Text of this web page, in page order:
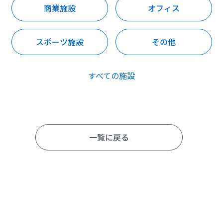
商業施設 オフィス
スポーツ施設 その他
すべての施設
一覧に戻る